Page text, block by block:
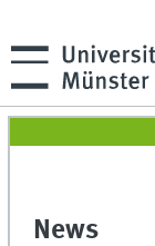
News